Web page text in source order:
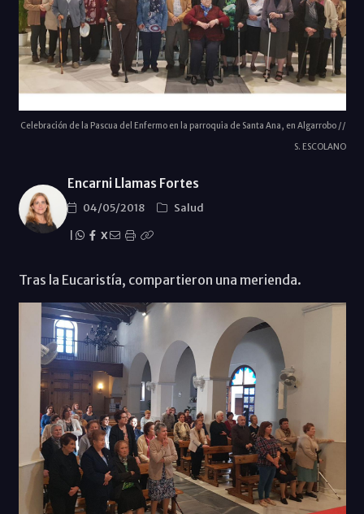
Celebración de la Pascua del Enfermo en la parroquia de Santa Ana, en Algarrobo //
S. ESCOLANO
Encarni Llamas Fortes
04/05/2018
Salud
X
Tras la Eucaristía, compartieron una merienda.